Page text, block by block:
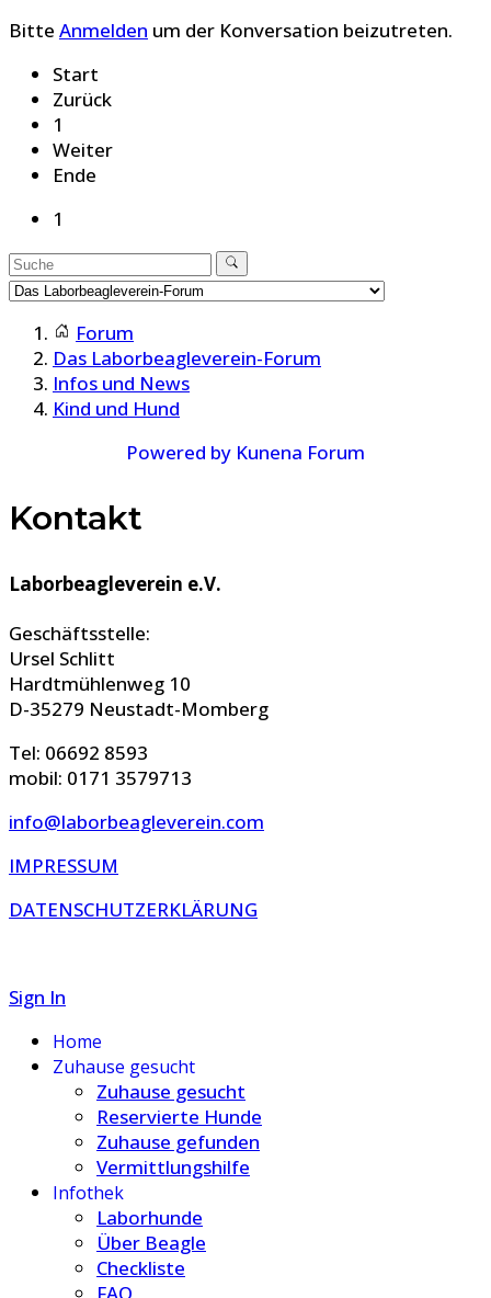
Bitte Anmelden um der Konversation beizutreten.
Start
Zurück
1
Weiter
Ende
1
Forum
Das Laborbeagleverein-Forum
Infos und News
Kind und Hund
Powered by Kunena Forum
Kontakt
Laborbeagleverein e.V.
Geschäftsstelle:
Ursel Schlitt
Hardtmühlenweg 10
D-35279 Neustadt-Momberg
Tel: 06692 8593
mobil: 0171 3579713
info@laborbeagleverein.com
IMPRESSUM
DATENSCHUTZERKLÄRUNG
Sign In
Home
Zuhause gesucht
Zuhause gesucht
Reservierte Hunde
Zuhause gefunden
Vermittlungshilfe
Infothek
Laborhunde
Über Beagle
Checkliste